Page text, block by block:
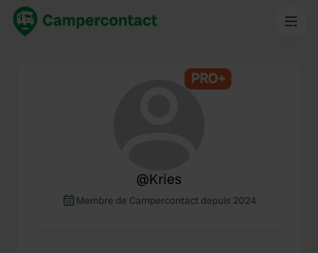
PRO+
@Kries
Membre de Campercontact depuis 2024